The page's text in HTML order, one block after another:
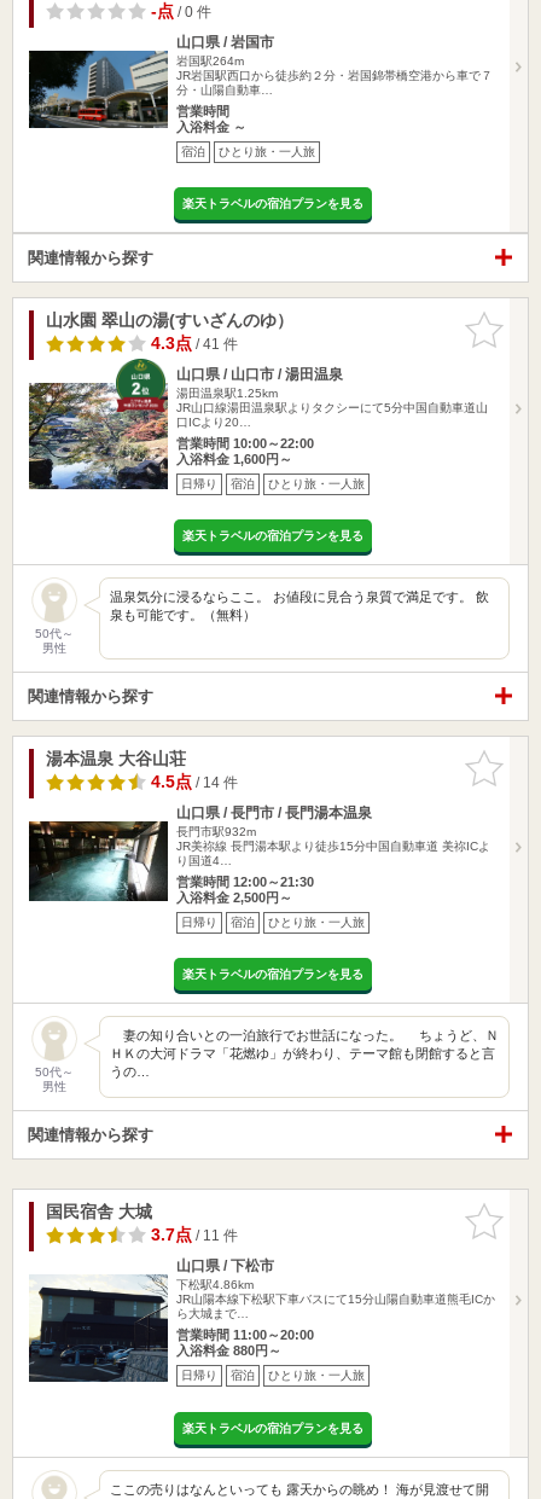
-点/ 0 件
山口県 / 岩国市
岩国駅264m
JR岩国駅西口から徒歩約２分・岩国錦帯橋空港から車で７
分・山陽自動車…
営業時間
入浴料金 ～
宿泊 ひとり旅・一人旅
楽天トラベルの宿泊プランを見る
関連情報から探す
お気に入
りに追加
山水園 翠山の湯(すいざんのゆ）
4.3点/ 41 件
山口県 / 山口市 / 湯田温泉
湯田温泉駅1.25km
JR山口線湯田温泉駅よりタクシーにて5分中国自動車道山
口ICより20…
営業時間 10:00～22:00
入浴料金 1,600円～
日帰り 宿泊 ひとり旅・一人旅
楽天トラベルの宿泊プランを見る
50代～
男性
温泉気分に浸るならここ。 お値段に見合う泉質で満足です。 飲
泉も可能です。（無料）
関連情報から探す
お気に入
りに追加
湯本温泉 大谷山荘
4.5点/ 14 件
山口県 / 長門市 / 長門湯本温泉
長門市駅932m
JR美祢線 長門湯本駅より徒歩15分中国自動車道 美祢ICよ
り国道4…
営業時間 12:00～21:30
入浴料金 2,500円～
日帰り 宿泊 ひとり旅・一人旅
楽天トラベルの宿泊プランを見る
50代～
男性
妻の知り合いとの一泊旅行でお世話になった。 ちょうど、Ｎ
ＨＫの大河ドラマ「花燃ゆ」が終わり、テーマ館も閉館すると言
うの…
関連情報から探す
お気に入
りに追加
国民宿舎 大城
3.7点/ 11 件
山口県 / 下松市
下松駅4.86km
JR山陽本線下松駅下車バスにて15分山陽自動車道熊毛ICか
ら大城まで…
営業時間 11:00～20:00
入浴料金 880円～
日帰り 宿泊 ひとり旅・一人旅
楽天トラベルの宿泊プランを見る
ここの売りはなんといっても 露天からの眺め！ 海が見渡せて開